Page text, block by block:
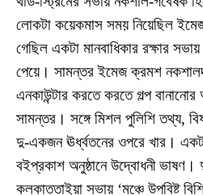
লোকটা কয়েকমাস সময় নিয়েছিল
গেছিল একটা মানবাধিকার রক্ষার
পেয়ে। সামন্তর ইমেজ ক্রমশ
এনকাউন্টার করতে করতে গল্প
সামন্তর। সঙ্গে মিশল পুলিশি তথ্য,
দু-একজন ঊর্ধ্বতনের ওপরে খার।
বইপ্রকাশ অনুষ্ঠানে উদ্বোধনী ভাষণ।
কলকাত্তাইয়া সভায় ‘মঞ্চে উপবিষ্ট